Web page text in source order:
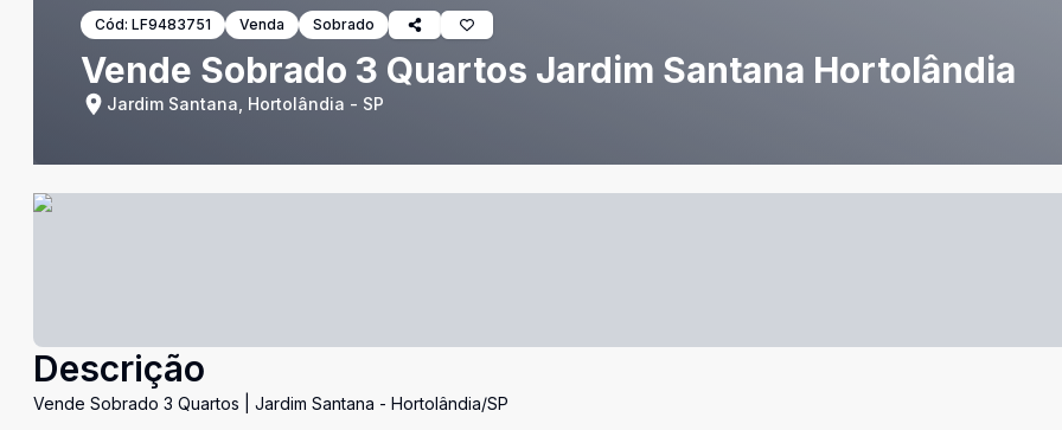
Cód: LF9483751 Venda Sobrado
Vende Sobrado 3 Quartos Jardim Santana Hortolândia
Jardim Santana, Hortolândia - SP
Descrição
Vende Sobrado 3 Quartos | Jardim Santana - Hortolândia/SP